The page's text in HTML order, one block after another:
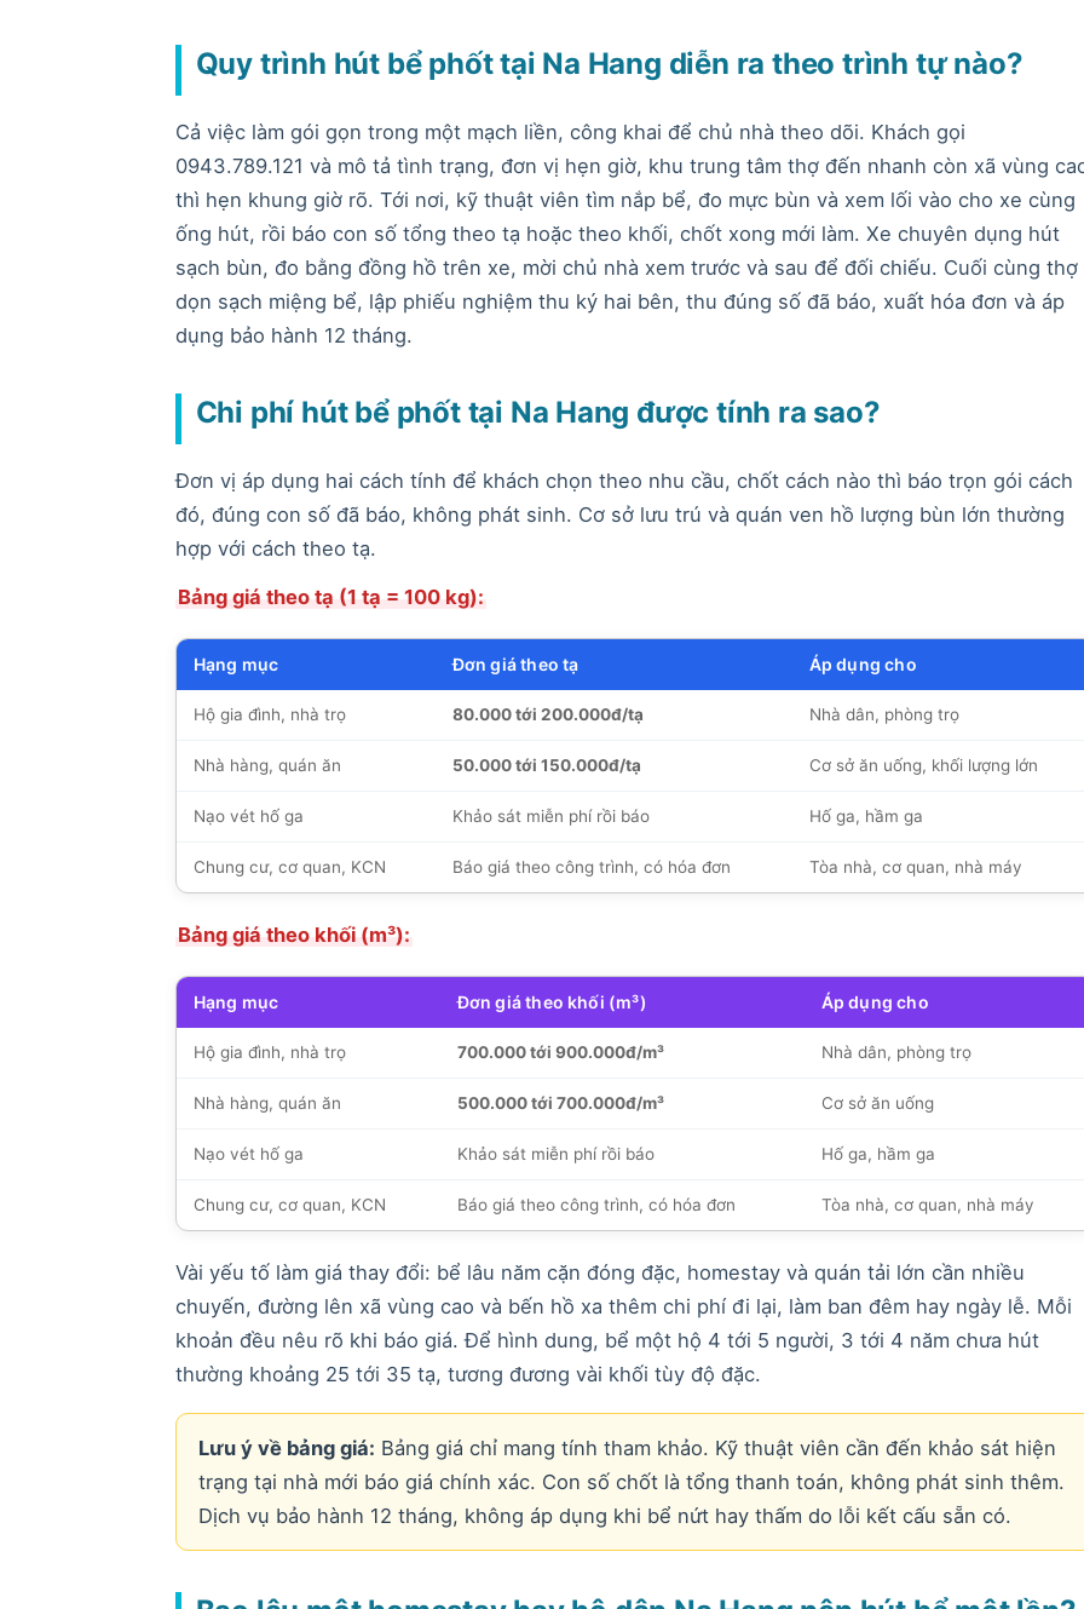
Quy trình hút bể phốt tại Na Hang diễn ra theo trình tự nào?
Cả việc làm gói gọn trong một mạch liền, công khai để chủ nhà theo dõi. Khách gọi
0943.789.121 và mô tả tình trạng, đơn vị hẹn giờ, khu trung tâm thợ đến nhanh còn xã vùng
thì hẹn khung giờ rõ. Tới nơi, kỹ thuật viên tìm nắp bể, đo mực bùn và xem lối vào cho xe cùng
ống hút, rồi báo con số tổng theo tạ hoặc theo khối, chốt xong mới làm. Xe chuyên dụng hút
sạch bùn, đo bằng đồng hồ trên xe, mời chủ nhà xem trước và sau để đối chiếu. Cuối cùng thợ
dọn sạch miệng bể, lập phiếu nghiệm thu ký hai bên, thu đúng số đã báo, xuất hóa đơn và áp
dụng bảo hành 12 tháng.
Chi phí hút bể phốt tại Na Hang được tính ra sao?
Đơn vị áp dụng hai cách tính để khách chọn theo nhu cầu, chốt cách nào thì báo trọn gói cách
đó, đúng con số đã báo, không phát sinh. Cơ sở lưu trú và quán ven hồ lượng bùn lớn thường
hợp với cách theo tạ.
Bảng giá theo tạ (1 tạ = 100 kg):
Hạng mục Đơn giá theo tạ Áp dụng cho
Hộ gia đình, nhà trọ 80.000 tới 200.000đ/tạ Nhà dân, phòng trọ
Nhà hàng, quán ăn 50.000 tới 150.000đ/tạ Cơ sở ăn uống, khối lượng lớn
Nạo vét hố ga Khảo sát miễn phí rồi báo Hố ga, hầm ga
Chung cư, cơ quan, KCN Báo giá theo công trình, có hóa đơn Tòa nhà, cơ quan, nhà máy
Bảng giá theo khối (m³):
Hạng mục Đơn giá theo khối (m³) Áp dụng cho
Hộ gia đình, nhà trọ 700.000 tới 900.000đ/m³ Nhà dân, phòng trọ
Nhà hàng, quán ăn 500.000 tới 700.000đ/m³ Cơ sở ăn uống
Nạo vét hố ga Khảo sát miễn phí rồi báo Hố ga, hầm ga
Chung cư, cơ quan, KCN Báo giá theo công trình, có hóa đơn Tòa nhà, cơ quan, nhà máy
Vài yếu tố làm giá thay đổi: bể lâu năm cặn đóng đặc, homestay và quán tải lớn cần nhiều
chuyến, đường lên xã vùng cao và bến hồ xa thêm chi phí đi lại, làm ban đêm hay ngày lễ. Mỗi
khoản đều nêu rõ khi báo giá. Để hình dung, bể một hộ 4 tới 5 người, 3 tới 4 năm chưa hút
thường khoảng 25 tới 35 tạ, tương đương vài khối tùy độ đặc.
Lưu ý về bảng giá: Bảng giá chỉ mang tính tham khảo. Kỹ thuật viên cần đến khảo sát hiện
trạng tại nhà mới báo giá chính xác. Con số chốt là tổng thanh toán, không phát sinh thêm.
Dịch vụ bảo hành 12 tháng, không áp dụng khi bể nứt hay thấm do lỗi kết cấu sẵn có.